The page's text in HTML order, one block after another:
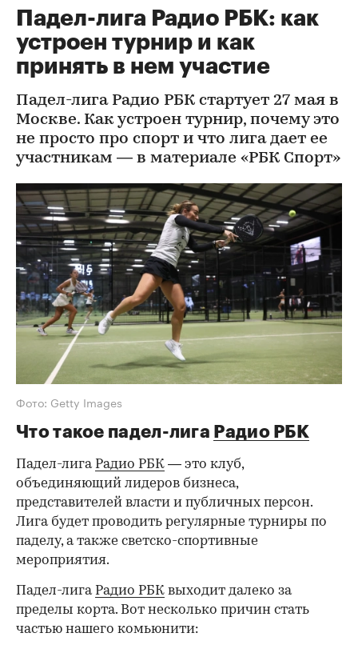
Падел-лига Радио РБК: как
устроен турнир и как
принять в нем участие
Падел-лига Радио РБК стартует 27 мая в
Москве. Как устроен турнир, почему это
не просто про спорт и что лига дает ее
участникам — в материале «РБК Спорт»
Фото: Getty Images
Что такое падел-лига Радио РБК
Падел-лига Радио РБК — это клуб,
объединяющий лидеров бизнеса,
представителей власти и публичных персон.
Лига будет проводить регулярные турниры по
паделу, а также светско-спортивные
мероприятия.
Падел-лига Радио РБК выходит далеко за
пределы корта. Вот несколько причин стать
частью нашего комьюнити: